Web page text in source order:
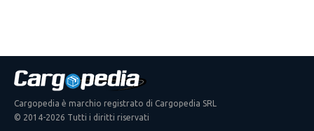
Cargopedia è marchio registrato di Cargopedia SRL
© 2014-2026 Tutti i diritti riservati